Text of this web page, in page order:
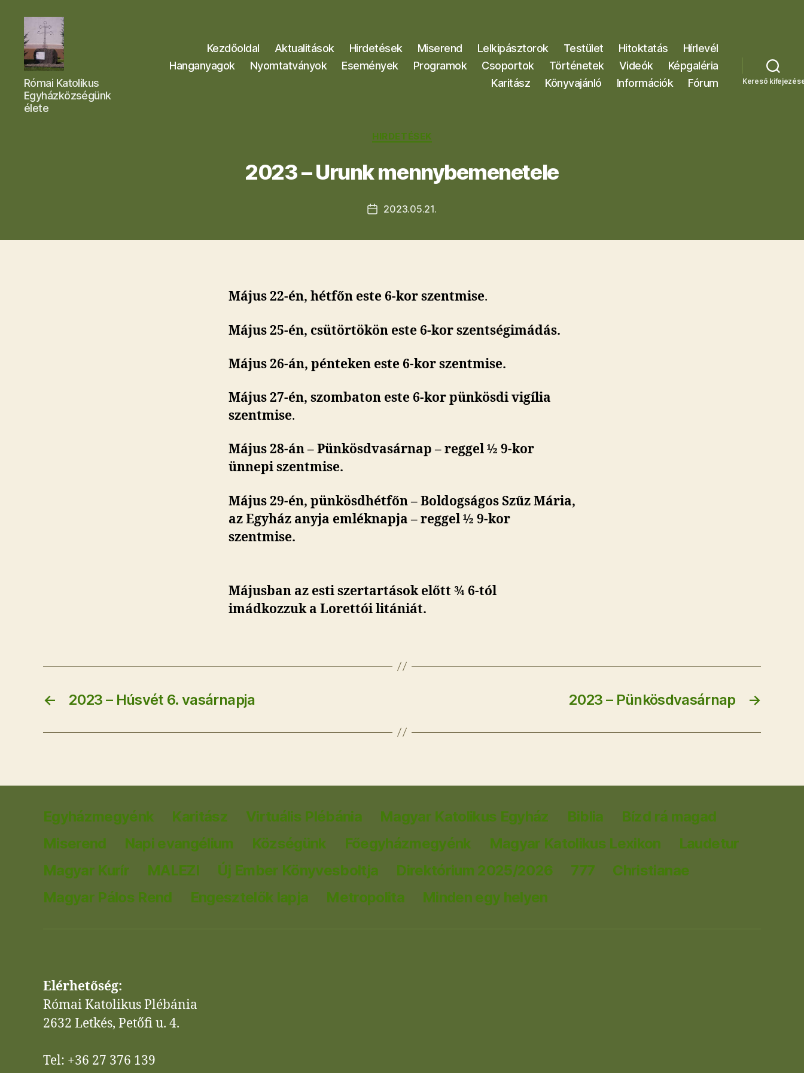
Letkési
Egyházközség
Római Katolikus
Egyházközségünk
élete
Kezdőoldal Aktualitások Hirdetések Miserend Lelkipásztorok Testület Hitoktatás
Hírlevél
Hanganyagok
Nyomtatványok Események Programok Csoportok Történetek Videók
Képgaléria
Karitász
Könyvajánló Információk Fórum Kereső
Kategóriák
HIRDETÉSEK
2023 – Urunk mennybemenetele
Bejegyzés
2023.05.21.
Május 22-én, hétfőn este 6-kor szentmise.
Május 25-én, csütörtökön este 6-kor szentségimádás.
Május 26-án, pénteken este 6-kor szentmise.
Május 27-én, szombaton este 6-kor pünkösdi vigília
szentmise.
Május 28-án – Pünkösdvasárnap – reggel ½ 9-kor
ünnepi szentmise.
Május 29-én, pünkösdhétfőn – Boldogságos Szűz Mária,
az Egyház anyja emléknapja – reggel ½ 9-kor
szentmise.
Májusban az esti szertartások előtt ¾ 6-tól
imádkozzuk a Lorettói litániát.
← 2023 – Húsvét 6. vasárnapja →
2023 – Pünkösdvasárnap
Egyházmegyénk Karitász Virtuális Plébánia Magyar Katolikus Egyház Biblia
Bízd rá magad
Miserend
Napi evangélium Községünk Főegyházmegyénk Magyar Katolikus Lexikon
Laudetur
Magyar Kurír
MALEZI Új Ember Könyvesboltja Direktórium 2025/2026 777
Christianae
Magyar Pálos Rend
Engesztelők lapja Metropolita Minden egy helyen
Elérhetőség:
Római Katolikus Plébánia
2632 Letkés, Petőfi u. 4.
Tel: +36 27 376 139